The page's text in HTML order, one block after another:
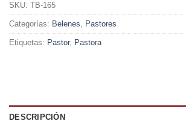
SKU: TB-165
Categorías: Belenes, Pastores
Etiquetas: Pastor, Pastora
DESCRIPCIÓN